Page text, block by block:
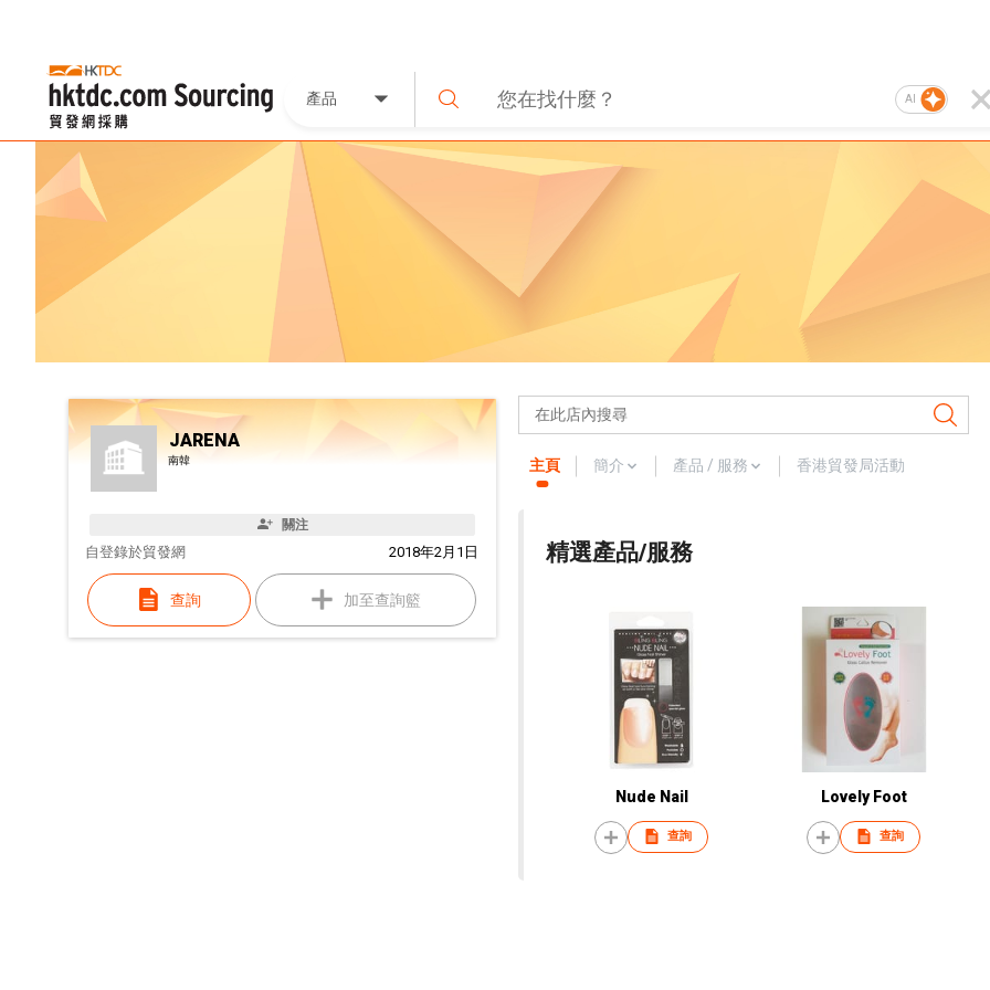
產品 AI
JARENA
南韓
關注
自 2018年2月1日
登錄於貿發網
查詢 加至查詢籃
主頁 簡介 產品 / 服務 香港貿發局活動
精選產品/服務
Nude Nail
查詢
Lovely Foot
查詢